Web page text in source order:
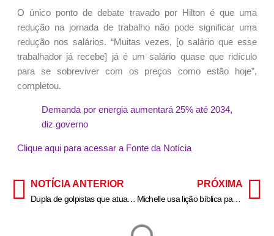
O único ponto de debate travado por Hilton é que uma
redução na jornada de trabalho não pode significar uma
redução nos salários. “Muitas vezes, [o salário que esse
trabalhador já recebe] já é um salário quase que ridículo
para se sobreviver com os preços como estão hoje”,
completou.
Demanda por energia aumentará 25% até 2034,
diz governo
Clique aqui para acessar a Fonte da Notícia
NOTÍCIA ANTERIOR PRÓXIMA